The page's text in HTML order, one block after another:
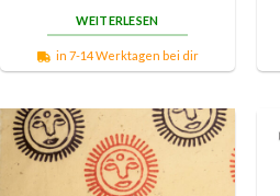
WEITERLESEN
in 7-14 Werktagen bei dir